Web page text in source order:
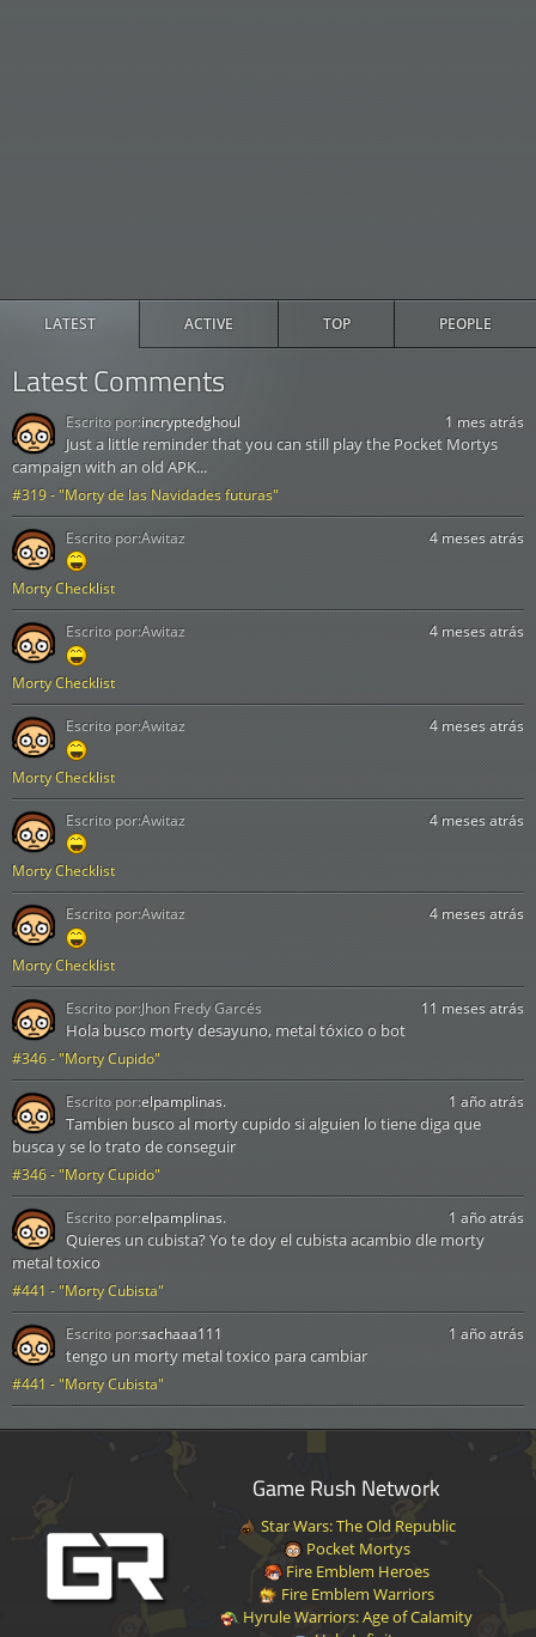
LATEST ACTIVE TOP PEOPLE
Latest Comments
#319 - "Morty de las Navidades futuras"
1 mes atrás
Just a little reminder that you can still play the Pocket Mortys
campaign with an old APK...
Escrito por:incryptedghoul
Morty Checklist
4 meses atrás
Escrito por:Awitaz
Morty Checklist
4 meses atrás
Escrito por:Awitaz
Morty Checklist
4 meses atrás
Escrito por:Awitaz
Morty Checklist
4 meses atrás
Escrito por:Awitaz
Morty Checklist
4 meses atrás
Escrito por:Awitaz
#346 - "Morty Cupido"
11 meses atrás
Hola busco morty desayuno, metal tóxico o bot
Escrito por:Jhon Fredy Garcés
#346 - "Morty Cupido"
1 año atrás
Tambien busco al morty cupido si alguien lo tiene diga que
busca y se lo trato de conseguir
Escrito por:elpamplinas.
#441 - "Morty Cubista"
1 año atrás
Quieres un cubista? Yo te doy el cubista acambio dle morty
metal toxico
Escrito por:elpamplinas.
#441 - "Morty Cubista"
1 año atrás
tengo un morty metal toxico para cambiar
Escrito por:sachaaa111
Game Rush Network
Star Wars: The Old Republic
Pocket Mortys
Fire Emblem Heroes
Fire Emblem Warriors
Hyrule Warriors: Age of Calamity